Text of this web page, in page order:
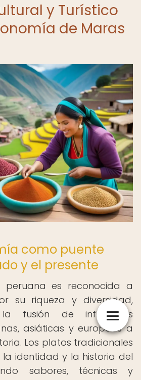
y Turístico
de Maras
como puente
y el presente
peruana es reconocida a
su riqueza y diversidad,
fusión de influencias
asiáticas y europeas a
Los platos tradicionales
la identidad y la historia del
sabores, técnicas y